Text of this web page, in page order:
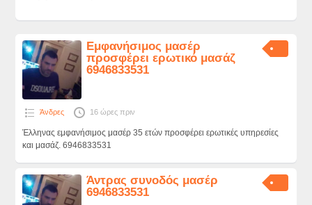
Εμφανήσιμος μασέρ
προσφέρει ερωτικό μασάζ
6946833531
Άνδρες 16 ώρες πριν
Έλληνας εμφανήσιμος μασέρ 35 ετών προσφέρει ερωτικές υπηρεσίες
και μασάζ. 6946833531
Άντρας συνοδός μασέρ
6946833531